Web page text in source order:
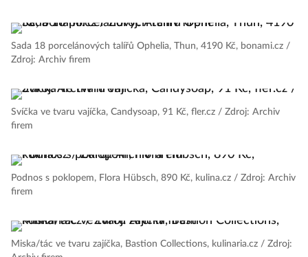
Sada 18 porcelánových talířů Ophelia, Thun, 4190 Kč, bonami.cz /
Zdroj: Archiv firem
Svíčka ve tvaru vajíčka, Candysoap, 91 Kč, fler.cz / Zdroj: Archiv
firem
Podnos s poklopem, Flora Hübsch, 890 Kč, kulina.cz / Zdroj: Archiv
firem
Miska/tác ve tvaru zajíčka, Bastion Collections, kulinaria.cz / Zdroj: